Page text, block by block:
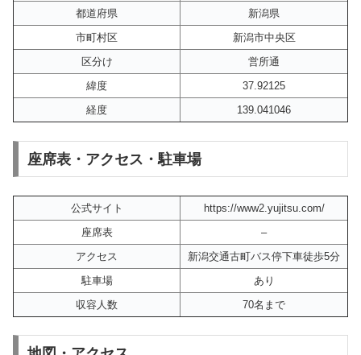
都道府県
新潟県
市町村区
新潟市中央区
区分け
営所通
緯度
37.92125
経度
139.041046
座席表・アクセス・駐車場
公式サイト
https://www2.yujitsu.com/
座席表
–
アクセス
新潟交通古町バス停下車徒歩5分
駐車場
あり
収容人数
70名まで